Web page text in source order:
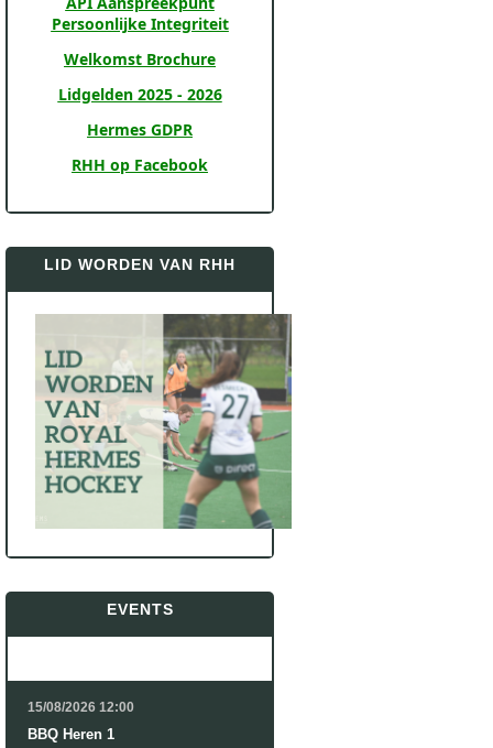
Persoonlijke Integriteit
Welkomst Brochure
Lidgelden 2025 - 2026
Hermes GDPR
RHH op Facebook
LID WORDEN VAN RHH
EVENTS
15/08/2026 12:00
BBQ Heren 1